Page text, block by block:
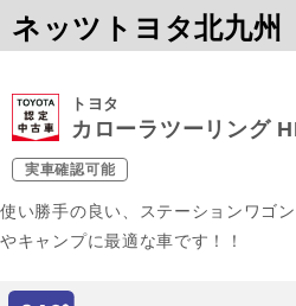
ネッツトヨタ北九州
トヨタ
カローラツーリング
実車確認可能
使い勝手の良い、ステーションワゴ
やキャンプに最適な車です！！